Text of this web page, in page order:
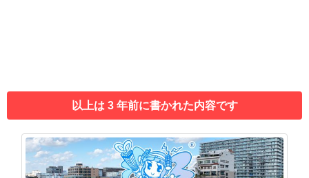
以上は 3 年前に書かれた内容です